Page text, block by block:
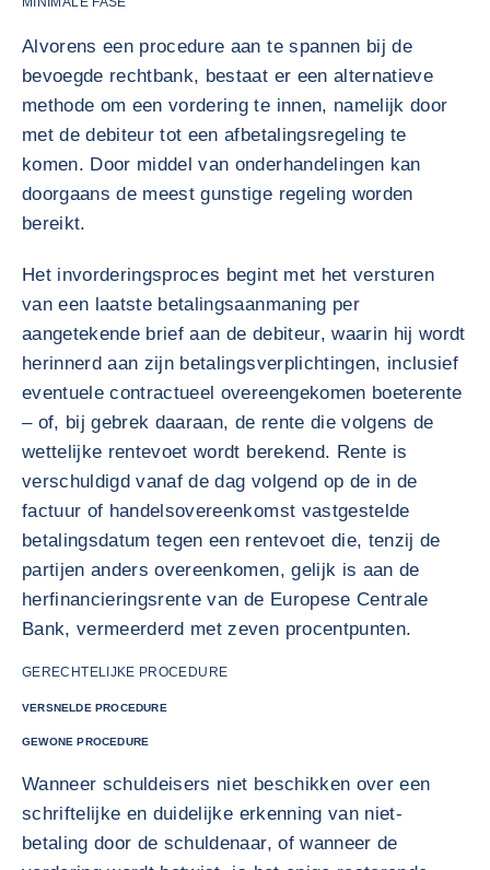
Alvorens een procedure aan te spannen bij de
bevoegde rechtbank, bestaat er een alternatieve
methode om een vordering te innen, namelijk door
met de debiteur tot een afbetalingsregeling te
komen. Door middel van onderhandelingen kan
doorgaans de meest gunstige regeling worden
bereikt.
Het invorderingsproces begint met het versturen
van een laatste betalingsaanmaning per
aangetekende brief aan de debiteur, waarin hij wordt
herinnerd aan zijn betalingsverplichtingen, inclusief
eventuele contractueel overeengekomen boeterente
– of, bij gebrek daaraan, de rente die volgens de
wettelijke rentevoet wordt berekend. Rente is
verschuldigd vanaf de dag volgend op de in de
factuur of handelsovereenkomst vastgestelde
betalingsdatum tegen een rentevoet die, tenzij de
partijen anders overeenkomen, gelijk is aan de
herfinancieringsrente van de Europese Centrale
Bank, vermeerderd met zeven procentpunten.
GERECHTELIJKE PROCEDURE
VERSNELDE PROCEDURE
GEWONE PROCEDURE
Wanneer schuldeisers niet beschikken over een
schriftelijke en duidelijke erkenning van niet-
betaling door de schuldenaar, of wanneer de